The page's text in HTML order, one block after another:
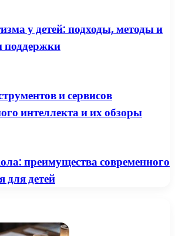
у детей: подходы, методы и
поддержки
и сервисов
интеллекта и их обзоры
преимущества современного
для детей